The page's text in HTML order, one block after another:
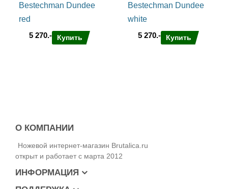
Bestechman Dundee
red
5 270.-
Купить
Bestechman Dundee
white
5 270.-
Купить
О КОМПАНИИ
Ножевой интернет-магазин Brutalica.ru
открыт и работает с марта 2012
ИНФОРМАЦИЯ